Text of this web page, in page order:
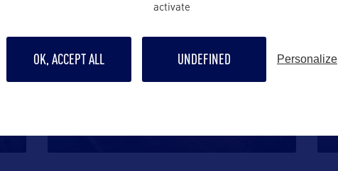
ALBUQUERQUE
activate
OK, ACCEPT ALL UNDEFINED Personalize